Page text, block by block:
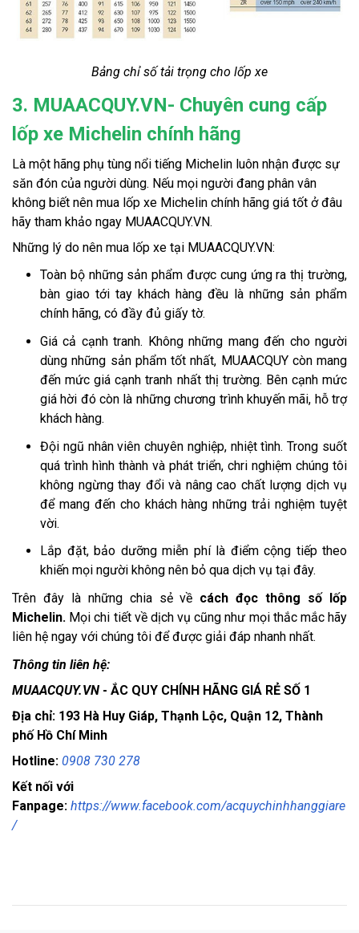
Bảng chỉ số tải trọng cho lốp xe
3. MUAACQUY.VN- Chuyên cung cấp
lốp xe Michelin chính hãng
Là một hãng phụ tùng nổi tiếng Michelin luôn nhận được sự
săn đón của người dùng. Nếu mọi người đang phân vân
không biết nên mua lốp xe Michelin chính hãng giá tốt ở đâu
hãy tham khảo ngay MUAACQUY.VN.
Những lý do nên mua lốp xe tại MUAACQUY.VN:
Toàn bộ những sản phẩm được cung ứng ra thị trường,
bàn giao tới tay khách hàng đều là những sản phẩm
chính hãng, có đầy đủ giấy tờ.
Giá cả cạnh tranh. Không những mang đến cho người
dùng những sản phẩm tốt nhất, MUAACQUY còn mang
đến mức giá cạnh tranh nhất thị trường. Bên cạnh mức
giá hời đó còn là những chương trình khuyến mãi, hỗ trợ
khách hàng.
Đội ngũ nhân viên chuyên nghiệp, nhiệt tình. Trong suốt
quá trình hình thành và phát triển, chri nghiệm chúng tôi
không ngừng thay đổi và nâng cao chất lượng dịch vụ
để mang đến cho khách hàng những trải nghiệm tuyệt
vời.
Lắp đặt, bảo dưỡng miễn phí là điểm cộng tiếp theo
khiến mọi người không nên bỏ qua dịch vụ tại đây.
Trên đây là những chia sẻ về cách đọc thông số lốp
Michelin. Mọi chi tiết về dịch vụ cũng như mọi thắc mắc hãy
liên hệ ngay với chúng tôi để được giải đáp nhanh nhất.
Thông tin liên hệ:
MUAACQUY.VN - ẮC QUY CHÍNH HÃNG GIÁ RẺ SỐ 1
Địa chỉ: 193 Hà Huy Giáp, Thạnh Lộc, Quận 12, Thành
phố Hồ Chí Minh
Hotline: 0908 730 278
Kết nối với
Fanpage: https://www.facebook.com/acquychinhhanggiare
/